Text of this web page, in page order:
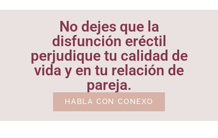
No dejes que la
disfunción eréctil
perjudique tu calidad de
vida y en tu relación de
pareja.
HABLA CON CONEXO